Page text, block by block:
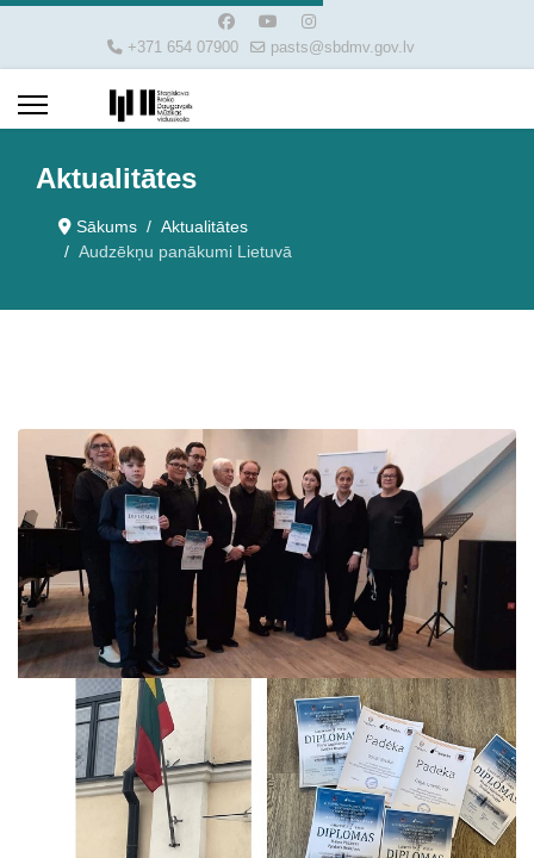
+371 654 07900 pasts@sbdmv.gov.lv
Aktualitātes
Sākums
Aktualitātes
Audzēkņu panākumi Lietuvā